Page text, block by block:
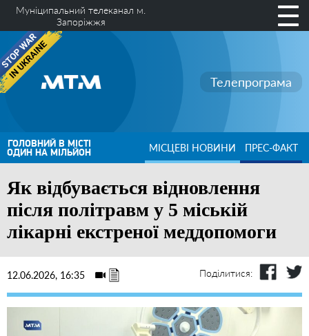
Муніципальний телеканал м.
Запоріжжя
Телепрограма
ГОЛОВНИЙ В МІСТІ
ОДИН НА МІЛЬЙОН МІСЦЕВІ НОВИНИ ПРЕС-ФАКТ
Як відбувається відновлення
після політравм у 5 міській
лікарні екстреної меддопомоги
12.06.2026, 16:35 Поділитися: